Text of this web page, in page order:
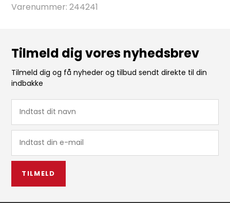
Varenummer:244241
Tilmeld dig vores nyhedsbrev
Tilmeld dig og få nyheder og tilbud sendt direkte til din
indbakke
TILMELD